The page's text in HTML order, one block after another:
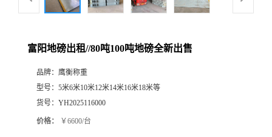
富阳地磅出租//80吨100吨地磅全新出售
品牌： 鹰衡称重
型号： 5米6米10米12米14米16米18米等
货号： YH2025116000
价格： ￥6600/台